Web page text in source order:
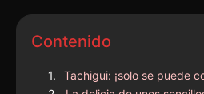
Contenido
Tachigui: ¡solo se puede